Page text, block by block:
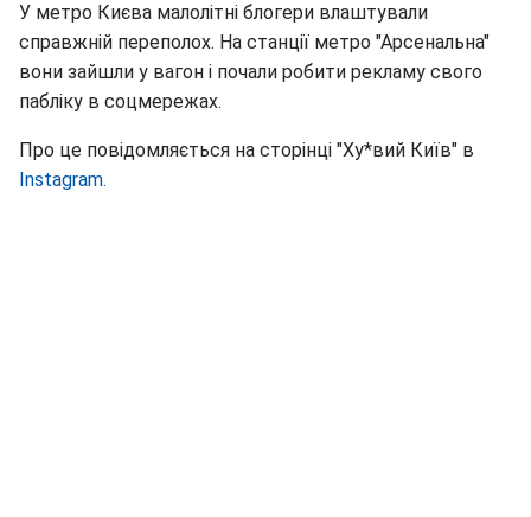
У метро Києва малолітні блогери влаштували
справжній переполох. На станції метро "Арсенальна"
вони зайшли у вагон і почали робити рекламу свого
пабліку в соцмережах.
Про це повідомляється на сторінці "Ху*вий Київ" в
Instagram.